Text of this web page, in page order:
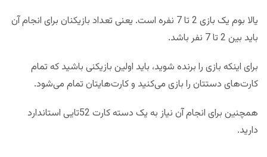
یالا بوم یک بازی 2 تا 7 نفره است. یعنی تعداد بازیکنان برای انجام آن
باید بین 2 تا 7 نفر باشد.
برای اینکه بازی را برنده شوید، باید اولین بازیکنی باشید که تمام
کارت‌های دستتان را بازی می‌کنید و کارت‌هایتان تمام می‌شود.
همچنین برای انجام آن نیاز به یک دسته کارت 52تایی استاندارد
دارید.